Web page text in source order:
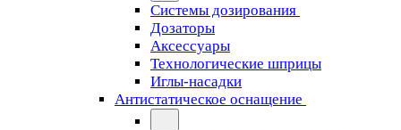
Системы дозирования
Дозаторы
Аксессуары
Технологические шприцы
Иглы-насадки
Антистатическое оснащение